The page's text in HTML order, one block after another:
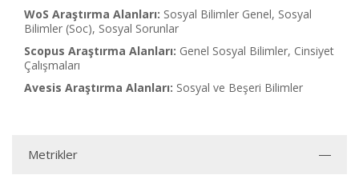
WoS Araştırma Alanları: Sosyal Bilimler Genel, Sosyal
Bilimler (Soc), Sosyal Sorunlar
Scopus Araştırma Alanları: Genel Sosyal Bilimler, Cinsiyet
Çalışmaları
Avesis Araştırma Alanları: Sosyal ve Beşeri Bilimler
Metrikler